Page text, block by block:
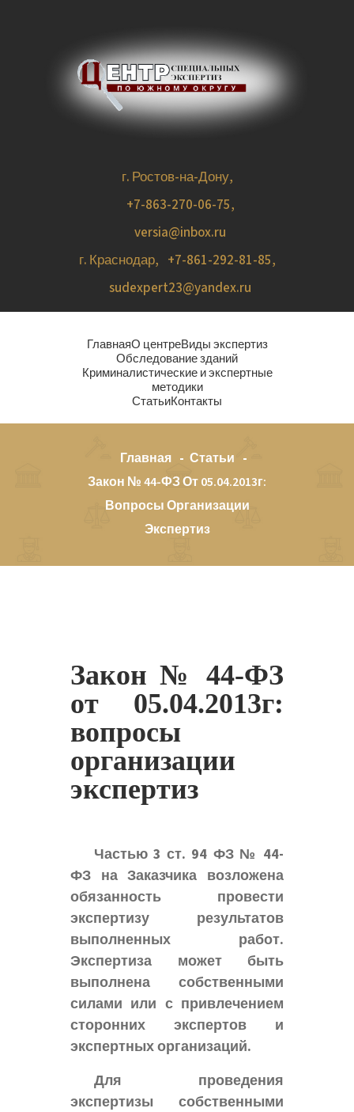
г. Ростов-на-Дону,
+7-863-270-06-75,
versia@inbox.ru
г. Краснодар, +7-861-292-81-85,
sudexpert23@yandex.ru
ГлавнаяО центреВиды экспертиз
Обследование зданий
Криминалистические и экспертные
методики
СтатьиКонтакты
Главная
Статьи
Закон № 44-ФЗ От 05.04.2013г:
Вопросы Организации
Экспертиз
Закон № 44-ФЗ
от 05.04.2013г:
вопросы
организации
экспертиз
Частью 3 ст. 94 ФЗ № 44-
ФЗ на Заказчика возложена
обязанность провести
экспертизу результатов
выполненных работ.
Экспертиза может быть
выполнена собственными
силами или с привлечением
сторонних экспертов и
экспертных организаций.
Для проведения
экспертизы собственными